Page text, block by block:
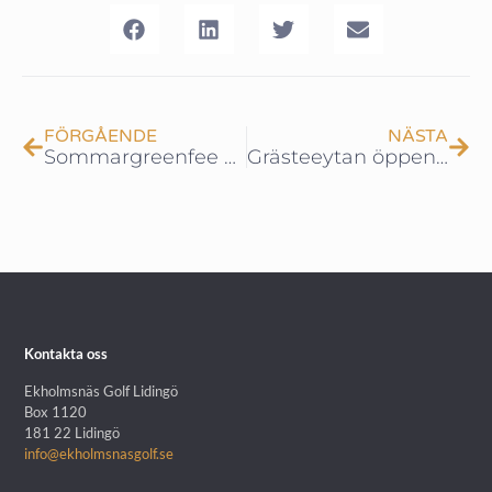
FÖRGÅENDE
Sommargreenfee – 300 kr vardagar/350 kr helger
NÄSTA
Grästeeytan öppen – träna som på banan!
Kontakta oss
Ekholmsnäs Golf Lidingö
Box 1120
181 22 Lidingö
info@ekholmsnasgolf.se